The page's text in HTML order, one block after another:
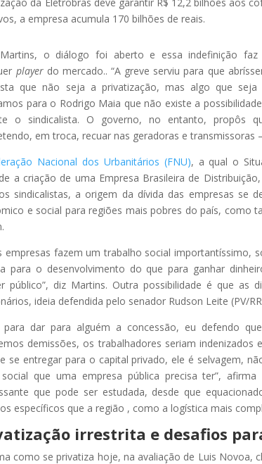
a empresa acumula 170 bilhões de reais.
o diálogo foi aberto e essa indefinição
playerdo mercado.. “A greve serviu para que
que não seja a privatização, mas algo que
para o Rodrigo Maia que não existe a
o sindicalista. O governo, no entanto, propôs
em troca, recuar nas geradoras e transmissoras
Nacional dos Urbanitários (FNU), a qual o
a criação de uma Empresa Brasileira de
sindicalistas, a origem da dívida das empresas se
e social para regiões mais pobres do país, como
empresas fazem um trabalho social importantíssimo,
para o desenvolvimento do que para ganhar
público”, diz Martins. Outra possibilidade é que as
ideia defendida pelo senador Rudson Leite (PV/
para dar para alguém a concessão, eu defendo
demissões, os trabalhadores seriam
se entregar para o capital privado, ele é selvagem,
que uma empresa pública precisa ter”,
que pode ser estudada, desde que
específicos que a região , como a logística mais
irrestrita e desafios
como se privatiza hoje, na avaliação de Luis Novoa,